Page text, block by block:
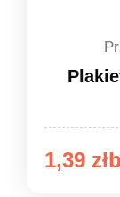
1,39 zł
Zakres